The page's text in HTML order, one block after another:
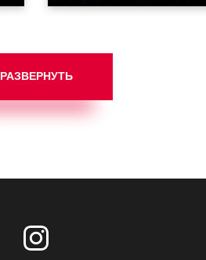
РАЗВЕРНУТЬ